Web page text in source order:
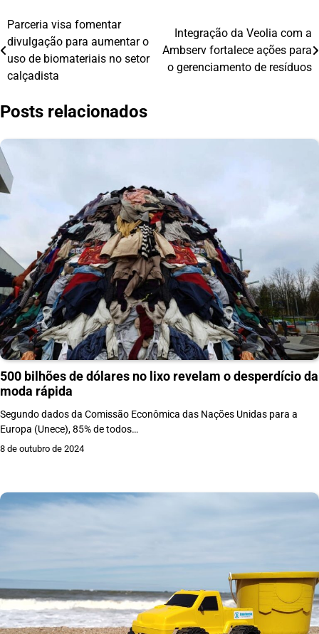
Navegação
de
Post
Parceria visa fomentar
divulgação para aumentar o
uso de biomateriais no setor
calçadista
Integração da Veolia com a
Ambserv fortalece ações para
o gerenciamento de resíduos
Posts relacionados
500 bilhões de dólares no lixo revelam o desperdício da
moda rápida
Segundo dados da Comissão Econômica das Nações Unidas para a
Europa (Unece), 85% de todos…
8 de outubro de 2024